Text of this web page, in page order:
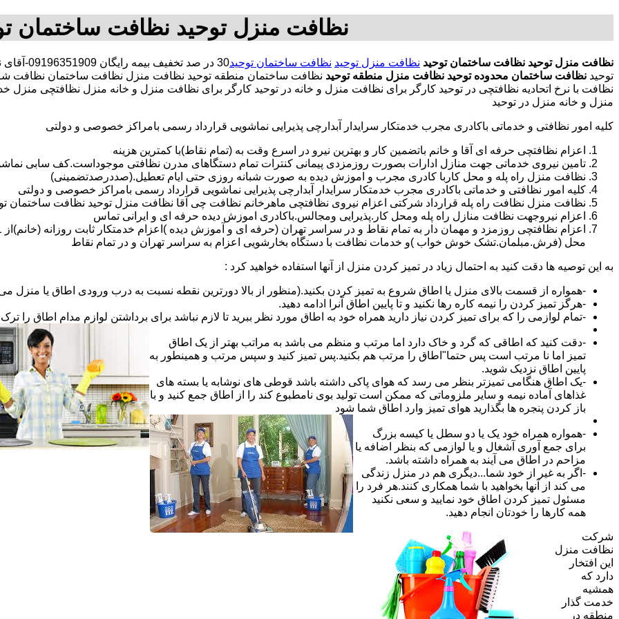
نظافت منزل توحید نظافت ساختمان
نظافت منزل توحید نظافت ساختمان توحید نظافت منزل توحید نظافت ساختمان توحید
30 در صد
توحید نظافت ساختمان محدوده توحید نظافت منزل منطقه توحید نظافت ساختمان منطقه توحید نظافت منزل نظافت ساختمان نظافت
نظافت با نرخ اتحادیه نظافتچی در توحید کارگر برای نظافت منزل و خانه در توحید کارگر برای نظافت منزل و خانه منزل نظافتچی
منزل و خانه منزل در توحید
کلیه امور نظافتی و خدماتی باکادری مجرب خدمتکار سرایدار آبدارچی پذیرایی نماشویی قرارداد رسمی بامراکز خصوصی و دولتی
اعزام نظافتچی حرفه ای آقا و خانم باتضمین کار و بهترین نیرو در اسرع وقت به (تمام نقاط)با کمترین هزینه
تامین نیروی خدماتی جهت منازل ادارات بصورت روزمزدی پیمانی کنترات تمام دستگاهای مدرن نظافتی موجوداست.کف سابی
نظافت منزل راه پله و محل کاربا کادری مجرب و اموزش دیده به صورت شبانه روزی حتی ایام تعطیل.(صددرصدتضمینی)
کلیه امور نظافتی و خدماتی باکادری مجرب خدمتکار سرایدار آبدارچی پذیرایی نماشویی قرارداد رسمی بامراکز خصوصی و دولتی
نظافت منزل نظافت راه پله قرارداد شرکتی اعزام نیروی نظافتچی ماهرخانم نظافت چی آقا نظافت منزل توحید نظافت ساختمان
اعزام نیروجهت نظافت منازل راه پله ومحل کار.پذیرایی ومجالس.باکادری اموزش دیده حرفه ای و ایرانی تماس
محل (فرش.مبلمان.تشک خوش خواب )و خدمات نظافت با دستگاه بخارشویی اعزام به سراسر تهران و در تمام نقاط
به این توصیه ها دقت کنید به احتمال زیاد در تمیز کردن منزل از آنها استفاده خواهید کرد :
-همواره از قسمت بالای منزل یا اطاق شروع به تمیز کردن بکنید.(منظور از بالا دورترین نقطه نسبت به درب ورودی اطاق یا منزل
-هرگز تمیز کردن را نیمه کاره رها نکنید و تا پایین اطاق آنرا ادامه دهید.
-تمام لوازمی را که برای تمیز کردن نیاز دارید همراه خود به اطاق مورد نظر ببرید تا لازم نباشد برای برداشتن لوازم مدام اطاق را ترک
-دقت کنید که اطاقی که گرد و خاک دارد اما مرتب و منظم می باشد به مراتب بهتر از یک اطاق
تمیز اما نا مرتب است پس حتما"اطاق را مرتب هم بکنید.پس تمیز کنید و سپس مرتب و همینطور به
پایین اطاق نزدیک شوید.
-یک اطاق هنگامی تمیزتر بنظر می رسد که هوای پاکی داشته باشد قوطی های نوشابه یا بسته های
غذاهای آماده نیمه و سایر ملزوماتی که ممکن است تولید بوی نامطبوع کند را از اطاق جمع کنید و با
باز کردن پنجره ها بگذارید هوای تمیز وارد اطاق شما شود
-همواره همراه خود یک یا دو سطل یا کیسه بزرگ
برای جمع آوری آشغال و یا لوازمی که بنظر اضافه یا
مزاحم در اطاق می آیند به همراه داشته باشد.
-اگر به غیر از خود شما...دیگری هم در منزل زندگی
می کند از آنها بخواهید با شما همکاری کنند.هر فرد را
مسئول تمیز کردن اطاق خود نمایید و سعی نکنید
همه کارها را خودتان انجام دهید.
شرکت
نظافت منزل
این افتخار
دارد که
همشیه
خدمت گذار
منطقه در